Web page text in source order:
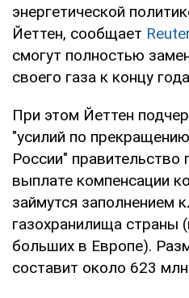
энергетической
Йеттен, сообщает
смогут полностью
своего газа к концу
При этом Йеттен
"усилий по
России" правительство
выплате компенсации
займутся заполнением
газохранилища страны
больших в Европе).
составит около 623